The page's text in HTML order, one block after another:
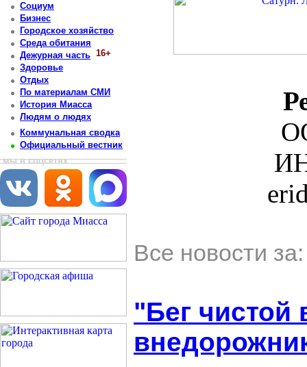
Социум
Бизнес
Городское хозяйство
Среда обитания
Дежурная часть 16+
Здоровье
Отдых
По материалам СМИ
История Миасса
Людям о людях
Коммунальная сводка
Официальный вестник
мы в соцсетях
Все новости
"Бег чистой